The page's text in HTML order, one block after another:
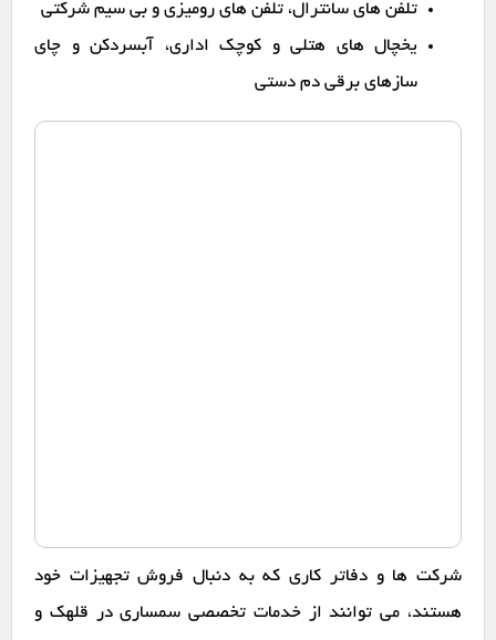
تلفن های سانترال، تلفن های رومیزی و بی سیم شرکتی
یخچال های هتلی و کوچک اداری، آبسردکن و چای
سازهای برقی دم دستی
شرکت ها و دفاتر کاری که به دنبال فروش تجهیزات خود
هستند، می توانند از خدمات تخصصی سمساری در قلهک و